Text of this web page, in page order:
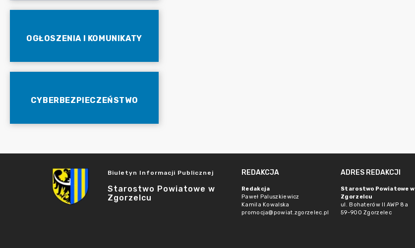
OGŁOSZENIA I KOMUNIKATY
CYBERBEZPIECZEŃSTWO
Biuletyn Informacji Publicznej
Starostwo Powiatowe w
Zgorzelcu
REDAKCJA
Redakcja
Paweł Paluszkiewicz
Kamila Kowalska
promocja@powiat.zgorzelec.pl
ADRES REDAKCJI
Starostwo Powiatowe w
Zgorzelcu
ul. Bohaterów II AWP 8a
59-900 Zgorzelec